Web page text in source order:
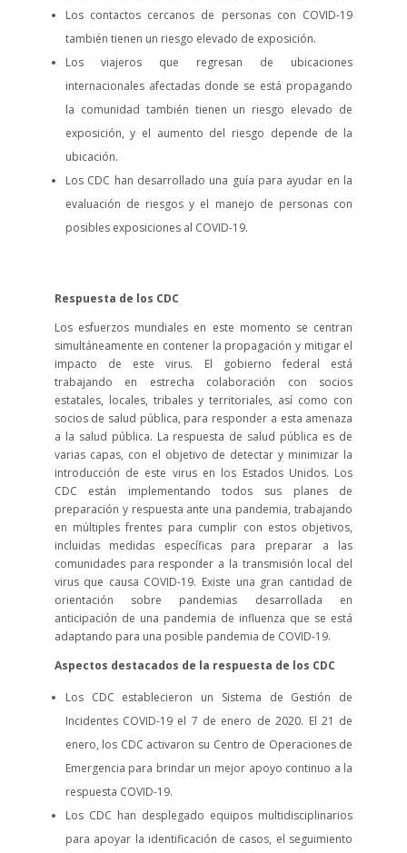
Los contactos cercanos de personas con COVID-19
también tienen un riesgo elevado de exposición.
Los viajeros que regresan de ubicaciones
internacionales afectadas donde se está propagando
la comunidad también tienen un riesgo elevado de
exposición, y el aumento del riesgo depende de la
ubicación.
Los CDC han desarrollado una guía para ayudar en la
evaluación de riesgos y el manejo de personas con
posibles exposiciones al COVID-19.
Respuesta de los CDC
Los esfuerzos mundiales en este momento se centran
simultáneamente en contener la propagación y mitigar el
impacto de este virus. El gobierno federal está
trabajando en estrecha colaboración con socios
estatales, locales, tribales y territoriales, así como con
socios de salud pública, para responder a esta amenaza
a la salud pública. La respuesta de salud pública es de
varias capas, con el objetivo de detectar y minimizar la
introducción de este virus en los Estados Unidos. Los
CDC están implementando todos sus planes de
preparación y respuesta ante una pandemia, trabajando
en múltiples frentes para cumplir con estos objetivos,
incluidas medidas específicas para preparar a las
comunidades para responder a la transmisión local del
virus que causa COVID-19. Existe una gran cantidad de
orientación sobre pandemias desarrollada en
anticipación de una pandemia de influenza que se está
adaptando para una posible pandemia de COVID-19.
Aspectos destacados de la respuesta de los CDC
Los CDC establecieron un Sistema de Gestión de
Incidentes COVID-19 el 7 de enero de 2020. El 21 de
enero, los CDC activaron su Centro de Operaciones de
Emergencia para brindar un mejor apoyo continuo a la
respuesta COVID-19.
Los CDC han desplegado equipos multidisciplinarios
para apoyar la identificación de casos, el seguimiento